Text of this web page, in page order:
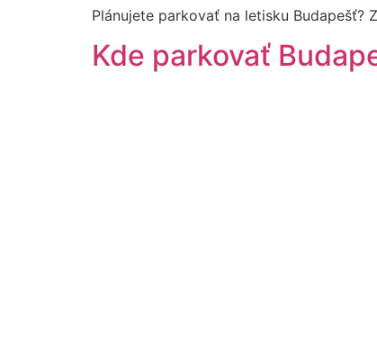
Plánujete parkovať na letisku
Kde parkovať